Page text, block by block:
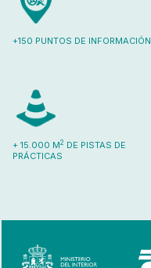
+150 PUNTOS DE INFORMACIÓN
+ 15.000 M2 DE PISTAS DE
PRÁCTICAS